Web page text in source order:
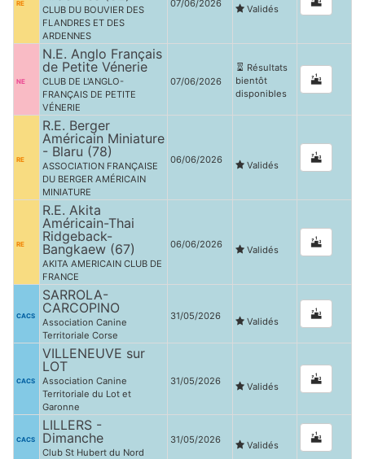
RE
CLUB DU BOUVIER DES
FLANDRES ET DES
ARDENNES
07/06/2026 Validés
NE
N.E. Anglo Français
de Petite Vénerie
CLUB DE L'ANGLO-
FRANÇAIS DE PETITE
VÉNERIE
07/06/2026
Résultats
bientôt
disponibles
RE
R.E. Berger
Américain Miniature
- Blaru (78)
ASSOCIATION FRANÇAISE
DU BERGER AMÉRICAIN
MINIATURE
06/06/2026 Validés
RE
R.E. Akita
Américain-Thai
Ridgeback-
Bangkaew (67)
AKITA AMERICAIN CLUB DE
FRANCE
06/06/2026 Validés
CACS
SARROLA-
CARCOPINO
Association Canine
Territoriale Corse
31/05/2026 Validés
CACS
VILLENEUVE sur
LOT
Association Canine
Territoriale du Lot et
Garonne
31/05/2026 Validés
CACS
LILLERS -
Dimanche
Club St Hubert du Nord
31/05/2026 Validés